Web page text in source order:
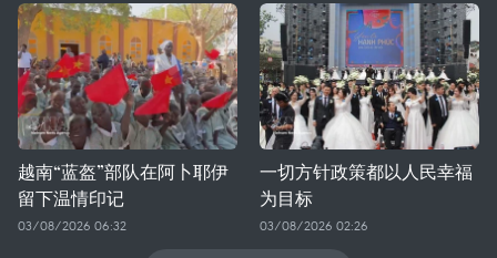
越南“蓝盔”部队在阿卜耶伊
留下温情印记
03/08/2026 06:32
一切方针政策都以人民幸福
为目标
03/08/2026 02:26